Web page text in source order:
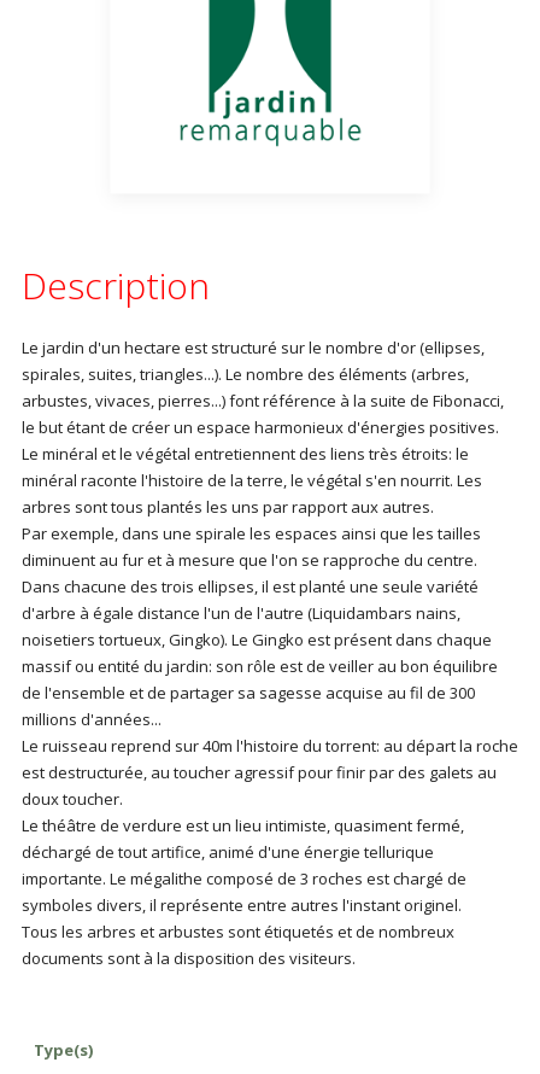
Description
Le jardin d'un hectare est structuré sur le nombre d'or (ellipses,
spirales, suites, triangles...). Le nombre des éléments (arbres,
arbustes, vivaces, pierres...) font référence à la suite de Fibonacci,
le but étant de créer un espace harmonieux d'énergies positives.
Le minéral et le végétal entretiennent des liens très étroits: le
minéral raconte l'histoire de la terre, le végétal s'en nourrit. Les
arbres sont tous plantés les uns par rapport aux autres.
Par exemple, dans une spirale les espaces ainsi que les tailles
diminuent au fur et à mesure que l'on se rapproche du centre.
Dans chacune des trois ellipses, il est planté une seule variété
d'arbre à égale distance l'un de l'autre (Liquidambars nains,
noisetiers tortueux, Gingko). Le Gingko est présent dans chaque
massif ou entité du jardin: son rôle est de veiller au bon équilibre
de l'ensemble et de partager sa sagesse acquise au fil de 300
millions d'années...
Le ruisseau reprend sur 40m l'histoire du torrent: au départ la roche
est destructurée, au toucher agressif pour finir par des galets au
doux toucher.
Le théâtre de verdure est un lieu intimiste, quasiment fermé,
déchargé de tout artifice, animé d'une énergie tellurique
importante. Le mégalithe composé de 3 roches est chargé de
symboles divers, il représente entre autres l'instant originel.
Tous les arbres et arbustes sont étiquetés et de nombreux
documents sont à la disposition des visiteurs.
Type(s)